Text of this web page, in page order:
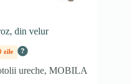
din velur
zile ?
ureche, MOBILA